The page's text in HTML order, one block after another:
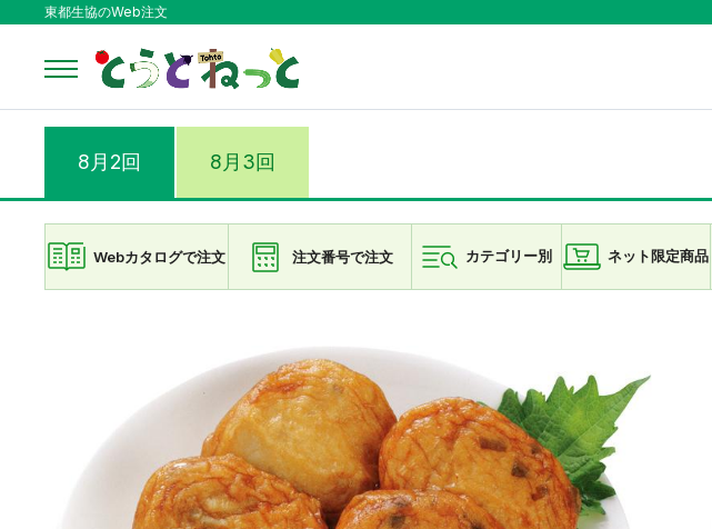
東都生協のWeb注文
8月2回 8月3回
Webカタログで注文 注文番号で注文 カテゴリー別 ネット限定商品